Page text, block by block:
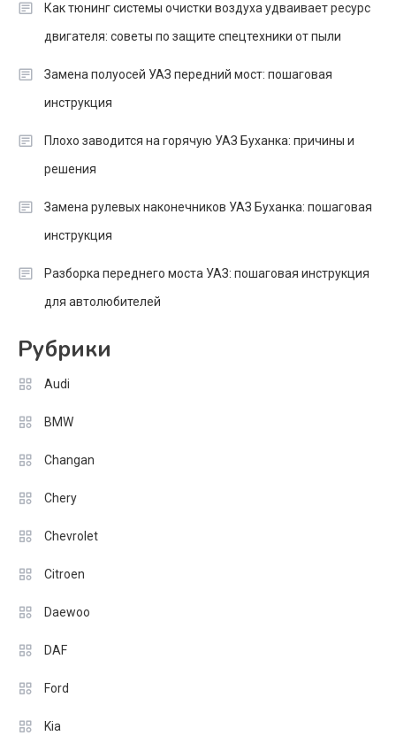
Как тюнинг системы очистки воздуха удваивает ресурс
двигателя: советы по защите спецтехники от пыли
Замена полуосей УАЗ передний мост: пошаговая
инструкция
Плохо заводится на горячую УАЗ Буханка: причины и
решения
Замена рулевых наконечников УАЗ Буханка: пошаговая
инструкция
Разборка переднего моста УАЗ: пошаговая инструкция
для автолюбителей
Рубрики
Audi
BMW
Changan
Chery
Chevrolet
Citroen
Daewoo
DAF
Ford
Kia